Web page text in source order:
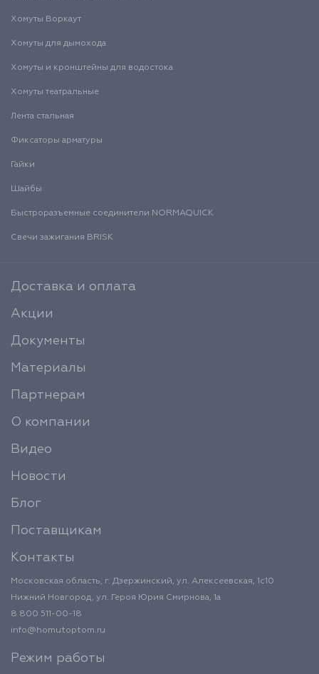
Хомуты Воркаут
Хомуты для дымохода
Хомуты и кронштейны для водостока
Хомуты театральные
Лента стальная
Фиксаторы арматуры
Гайки
Шайбы
Быстроразъемные соединители NORMAQUICK
Свечи зажигания BRISK
Доставка и оплата
Акции
Документы
Материалы
Партнерам
О компании
Видео
Новости
Блог
Поставщикам
Контакты
Московская область, г. Дзержинский, ул. Алексеевская, 1с10
Нижний Новгород, ул. Героя Юрия Смирнова, 1а
8 800 511-00-18
info@homutoptom.ru
Режим работы